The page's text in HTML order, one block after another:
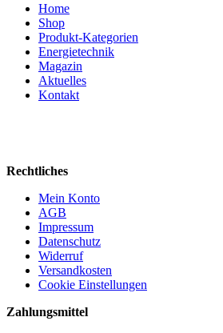
Home
Shop
Produkt-Kategorien
Energietechnik
Magazin
Aktuelles
Kontakt
Rechtliches
Mein Konto
AGB
Impressum
Datenschutz
Widerruf
Versandkosten
Cookie Einstellungen
Zahlungsmittel